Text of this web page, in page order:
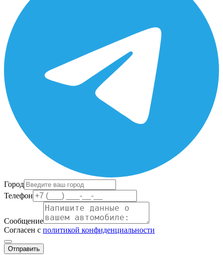
Город
Телефон
Сообщение
Согласен с политикой конфиденциальности
Отправить